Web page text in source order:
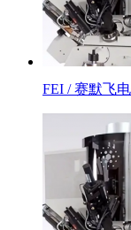
FEI / 赛默飞